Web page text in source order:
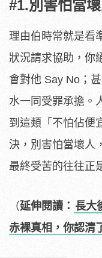
#1.別害怕當
理由伯時常就是看
狀況請求協助，你
會對他 Say No；
水一同受罪承擔。
到這類「不怕佔便
決，別害怕當壞人
最終受苦的往往正
（延伸閱讀： 長大
赤裸真相，你認清